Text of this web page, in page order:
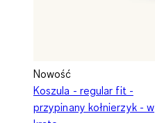
Nowość
Koszula - regular fit -
przypinany kołnierzyk - w